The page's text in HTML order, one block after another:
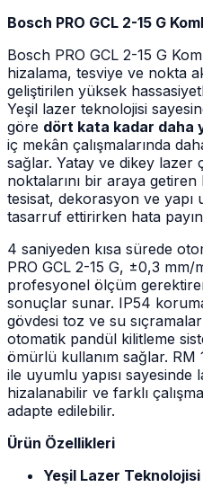
Bosch PRO GCL 2-15 G
Bosch PRO GCL 2-15 G
hizalama, tesviye ve nokta
geliştirilen yüksek
Yeşil lazer teknolojisi
göre dört kata kadar daha
iç mekân çalışmalarında
sağlar. Yatay ve dikey lazer
noktalarını bir araya
tesisat, dekorasyon ve yapı
tasarruf ettirirken hata
4 saniyeden kısa sürede
PRO GCL 2-15 G, ±0,3 mm/
profesyonel ölçüm
sonuçlar sunar. IP54 koruma
gövdesi toz ve su
otomatik pandül kilitleme
ömürlü kullanım sağlar.
ile uyumlu yapısı
hizalanabilir ve farklı
adapte edilebilir.
Ürün Özellikleri
Yeşil Lazer Teknolojisi